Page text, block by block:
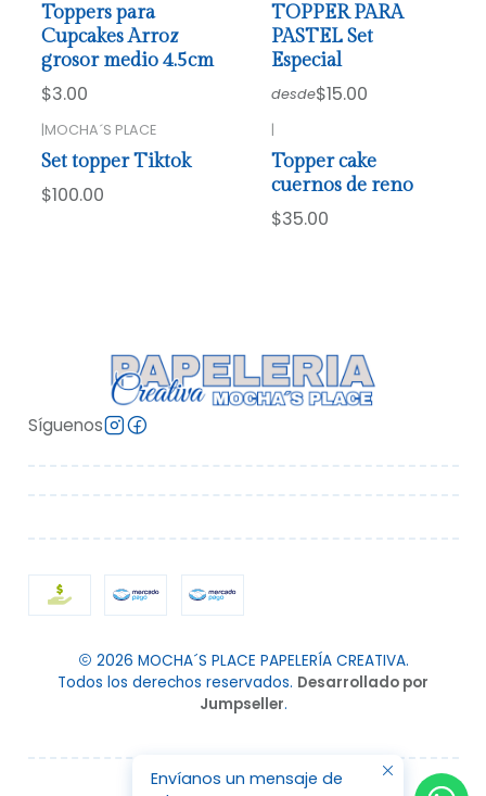
Toppers para
Cupcakes Arroz
grosor medio 4.5cm
$3.00
TOPPER PARA
PASTEL Set
Especial
desde$15.00
|MOCHA´S PLACE
Set topper Tiktok
$100.00
|
Topper cake
cuernos de reno
$35.00
Síguenos
2026 MOCHA´S PLACE PAPELERÍA CREATIVA.
Todos los derechos reservados. Desarrollado por
Jumpseller.
Envíanos un mensaje de